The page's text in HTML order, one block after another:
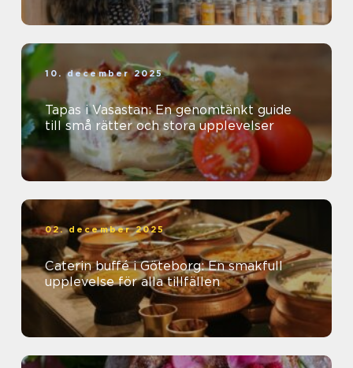
10. december 2025
Tapas i Vasastan: En genomtänkt guide
till små rätter och stora upplevelser
02. december 2025
Caterin buffé i Göteborg: En smakfull
upplevelse för alla tillfällen